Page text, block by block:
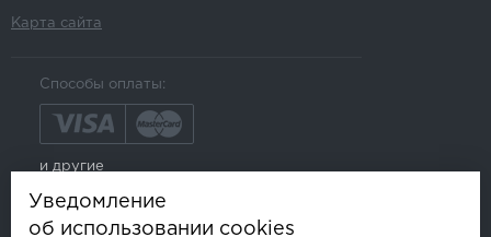
Карта сайта
Способы оплаты:
и другие
Уведомление
об использовании cookies